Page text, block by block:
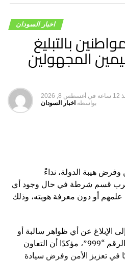
إدارتها للسماسرة أدى
إلى أن التسجيل يضمن
والتأكد من طبيعة نشاطهم.
إلى إيجار شققهم
فائدة أسهم في حل مشكلة
للضوابط حتى لا يتم استغلاله في
مهمة وكشفت العديد من
لكل محليات الولاية.
وملاك الشقق بالحرص
الوقوع في المخالفات.
اخبار السودان
بالتبليغ
المجهولين
في أغسطس 8, 2026
بواسطه اخبار السودان
هيبة الدولة، نداءً
لأقرب قسم شرطة في حال وجود أي
أو دون معرفة هويته، وذلك
الإبلاغ عن أي ظواهر سالبة أو
مهددة للأمن والاستقرار عبر الرقم “999”، مؤكدًا أن التعاون
في تعزيز الأمن وفرض سيادة